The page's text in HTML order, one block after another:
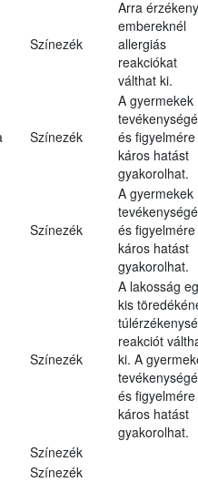
Színezék
Arra érzékeny
embereknél
allergiás
reakciókat
válthat ki.
Színezék
A gyermekek
és figyelmére
káros hatást
gyakorolhat.
Színezék
A gyermekek
és figyelmére
káros hatást
gyakorolhat.
Színezék
A lakosság
kis
reakciót
ki. A
és figyelmére
káros hatást
gyakorolhat.
Színezék
Színezék